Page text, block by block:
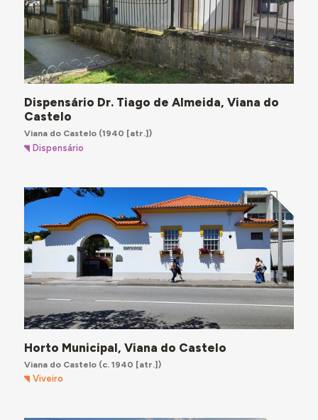
Dispensário Dr. Tiago de Almeida, Viana do
Castelo
Viana do Castelo(1940 [atr.])
Dispensário
Horto Municipal, Viana do Castelo
Viana do Castelo(c. 1940 [atr.])
Viveiro